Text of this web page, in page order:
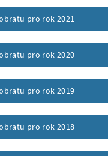
pro rok 2021
pro rok 2020
pro rok 2019
pro rok 2018